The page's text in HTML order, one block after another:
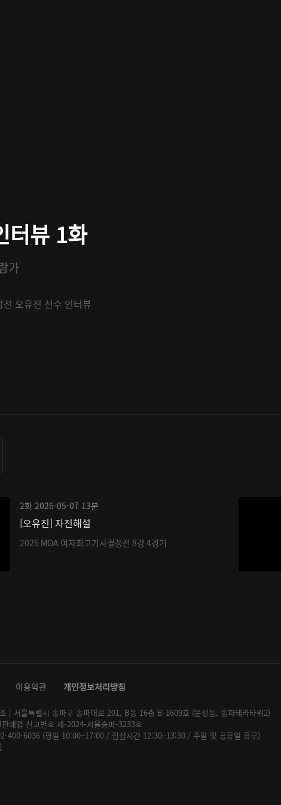
터뷰 1화
가
오유진 선수 인터뷰
2화 2026-05-07 13분
[오유진] 자전해설
2026 MOA 여자최고기사결정전 8강 4경기
이용약관 개인정보처리방침
| 서울특별시 송파구 송파대로 201, B동 16층 B-1609호 (문정동, 송파테라타워2)
매업 신고번호 제-2024-서울송파-3233호
6036 (평일 10:00~17:00 / 점심시간 12:30~13:30 / 주말 및 공휴일 휴무)